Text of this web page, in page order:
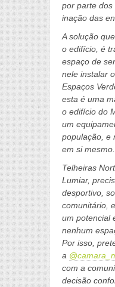
por parte
inação das
A solução
o edifício, é
espaço de
nele instalar
Espaços
esta é uma
o edifício do
um
população, e
em si mesmo.
Telheiras
Lumiar,
desportivo,
comunitário,
um potencial
nenhum
Por isso,
a
com a
decisão